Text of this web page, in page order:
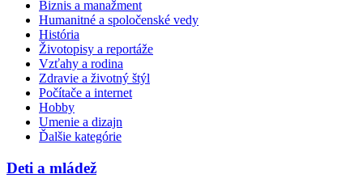
Biznis a manažment
Humanitné a spoločenské vedy
História
Životopisy a reportáže
Vzťahy a rodina
Zdravie a životný štýl
Počítače a internet
Hobby
Umenie a dizajn
Ďalšie kategórie
Deti a mládež